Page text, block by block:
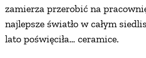
zamierza przerobić na
najlepsze światło w całym
lato poświęciła… ceramice.
PRZYSTAWKI
ZUPY